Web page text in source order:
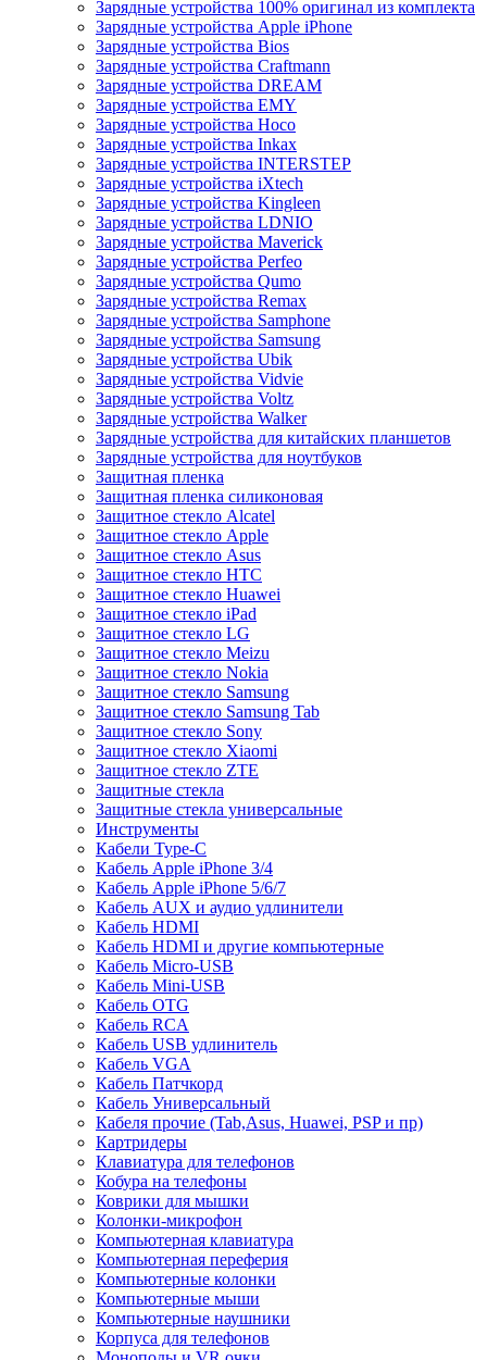
Зарядные устройства 100% оригинал из комплекта
Зарядные устройства Apple iPhone
Зарядные устройства Bios
Зарядные устройства Craftmann
Зарядные устройства DREAM
Зарядные устройства EMY
Зарядные устройства Hoco
Зарядные устройства Inkax
Зарядные устройства INTERSTEP
Зарядные устройства iXtech
Зарядные устройства Kingleen
Зарядные устройства LDNIO
Зарядные устройства Maverick
Зарядные устройства Perfeo
Зарядные устройства Qumo
Зарядные устройства Remax
Зарядные устройства Samphone
Зарядные устройства Samsung
Зарядные устройства Ubik
Зарядные устройства Vidvie
Зарядные устройства Voltz
Зарядные устройства Walker
Зарядные устройства для китайских планшетов
Зарядные устройства для ноутбуков
Защитная пленка
Защитная пленка силиконовая
Защитное стекло Alcatel
Защитное стекло Apple
Защитное стекло Asus
Защитное стекло HTC
Защитное стекло Huawei
Защитное стекло iPad
Защитное стекло LG
Защитное стекло Meizu
Защитное стекло Nokia
Защитное стекло Samsung
Защитное стекло Samsung Tab
Защитное стекло Sony
Защитное стекло Xiaomi
Защитное стекло ZTE
Защитные стекла
Защитные стекла универсальные
Инструменты
Кабели Type-C
Кабель Apple iPhone 3/4
Кабель Apple iPhone 5/6/7
Кабель AUX и аудио удлинители
Кабель HDMI
Кабель HDMI и другие компьютерные
Кабель Micro-USB
Кабель Mini-USB
Кабель OTG
Кабель RCA
Кабель USB удлинитель
Кабель VGA
Кабель Патчкорд
Кабель Универсальный
Кабеля прочие (Tab,Asus, Huawei, PSP и пр)
Картридеры
Клавиатура для телефонов
Кобура на телефоны
Коврики для мышки
Колонки-микрофон
Компьютерная клавиатура
Компьютерная переферия
Компьютерные колонки
Компьютерные мыши
Компьютерные наушники
Корпуса для телефонов